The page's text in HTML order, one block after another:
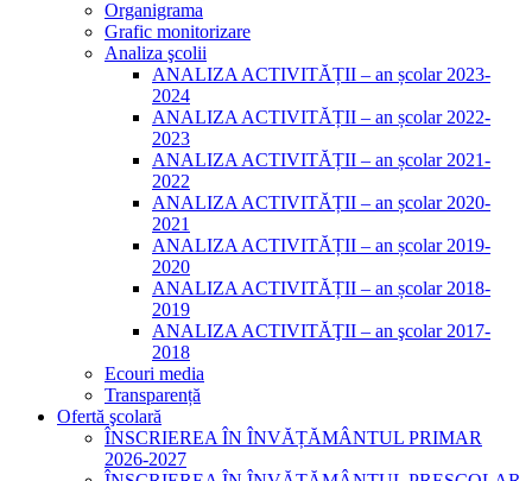
Organigrama
Grafic monitorizare
Analiza şcolii
ANALIZA ACTIVITĂȚII – an școlar 2023-
2024
ANALIZA ACTIVITĂȚII – an școlar 2022-
2023
ANALIZA ACTIVITĂȚII – an școlar 2021-
2022
ANALIZA ACTIVITĂȚII – an școlar 2020-
2021
ANALIZA ACTIVITĂȚII – an școlar 2019-
2020
ANALIZA ACTIVITĂȚII – an școlar 2018-
2019
ANALIZA ACTIVITĂŢII – an şcolar 2017-
2018
Ecouri media
Transparență
Ofertă şcolară
ÎNSCRIEREA ÎN ÎNVĂȚĂMÂNTUL PRIMAR
2026-2027